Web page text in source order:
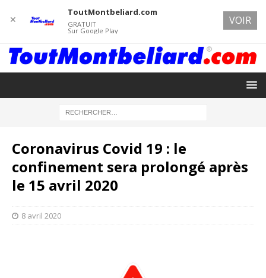
Coronavirus Covid 19 : le
confinement sera prolongé après
le 15 avril 2020
8 avril 2020
✕
ToutMontbeliard.com
GRATUIT
Sur Google Play
VOIR